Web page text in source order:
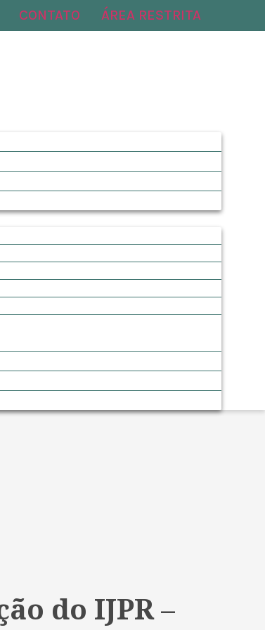
CONTATO
ÁREA RESTRITA
do IJPR –